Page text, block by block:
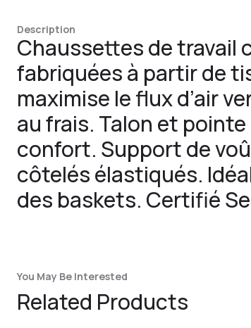
Description
Chaussettes de travail
fabriquées à partir de
maximise le flux d’air
au frais. Talon et
confort. Support de
côtelés élastiqués.
des baskets. Certifié
You May Be Interested
Related Products